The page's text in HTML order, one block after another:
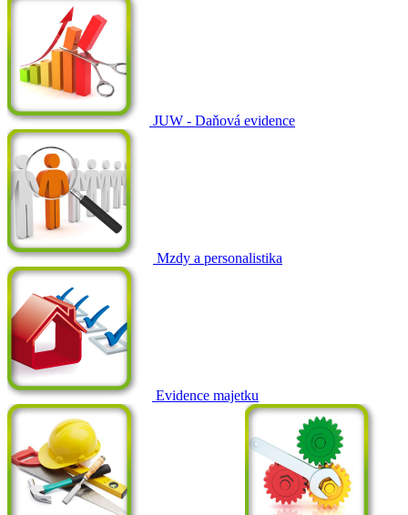
JUW - Daňová evidence
Mzdy a personalistika
Evidence majetku